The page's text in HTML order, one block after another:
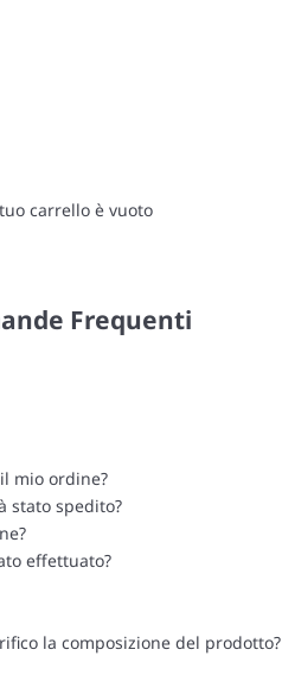
carrello è vuoto
Frequenti
mio ordine?
stato spedito?
effettuato?
la composizione del prodotto?